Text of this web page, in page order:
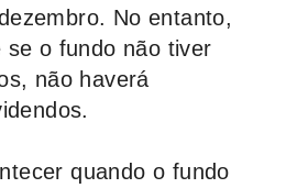
No entanto,
o fundo não tiver
não haverá
quando o fundo